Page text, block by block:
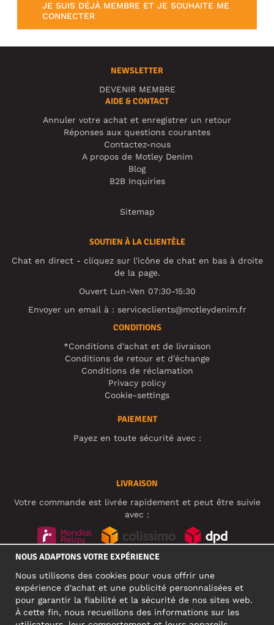
JE SUIS DÉJÀ MEMBRE ET JE SOUHAITE ME
CONNECTER
NEWSLETTER
DEVENIR MEMBRE
AIDE & CONTACT
Annuler votre achat et enregistrer un retour
Réponses aux questions courantes
Contactez-nous
A propos de Motley Denim
Blog
B2B Inquiries
Sitemap
SOUTIEN À LA CLIENTÈLE
Chat en direct - cliquez sur l'icône de chat en bas à droite
de la page.
Ouvert Lun-Ven 07:30-15:30
Envoyer un email à : serviceclients@motleydenim.fr
CONDITIONS
*Conditions d'achat et de livraison
Conditions de retour et d'échange
Conditions de réclamation
Privacy policy
Cookie-settings
PAIEMENT
Payez en toute sécurité avec :
LIVRAISON
Votre commande est livrée rapidement et peut être suivie
avec :
ADRESSE PROFESSIONNELLE
NOUS ADAPTONS VOTRE EXPÉRIENCE
Nous utilisons des cookies pour vous offrir une
expérience d'achat et une publicité personnalisées et
pour garantir la fiabilité et la sécurité de nos sites web.
À cette fin, nous recueillons des informations sur les